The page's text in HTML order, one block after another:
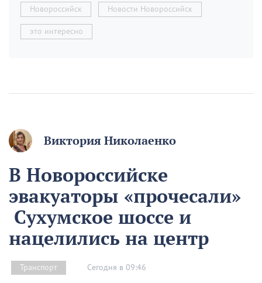
Новороссийск Новости Новороссийск
это интересно
Виктория Николаенко
В Новороссийске
эвакуаторы «прочесали»
Сухумское шоссе и
нацелились на центр
Транспорт Сегодня в 09:46